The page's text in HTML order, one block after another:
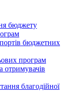
бюджету
бюджетних
програм
отримувачів
благодійної